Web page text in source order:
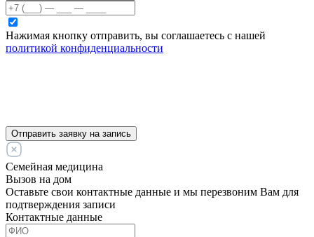
Нажимая кнопку отправить, вы соглашаетесь с нашей
политикой конфиденциальности
Отправить заявку на запись
Семейная медицина
Вызов на дом
Оставьте свои контактные данные и мы перезвоним Вам для
подтверждения записи
Контактные данные